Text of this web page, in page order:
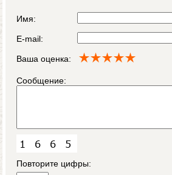
Имя:
E-mail:
Ваша оценка:
Сообщение:
Повторите цифры: